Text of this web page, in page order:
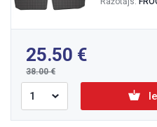
25.50
38.00